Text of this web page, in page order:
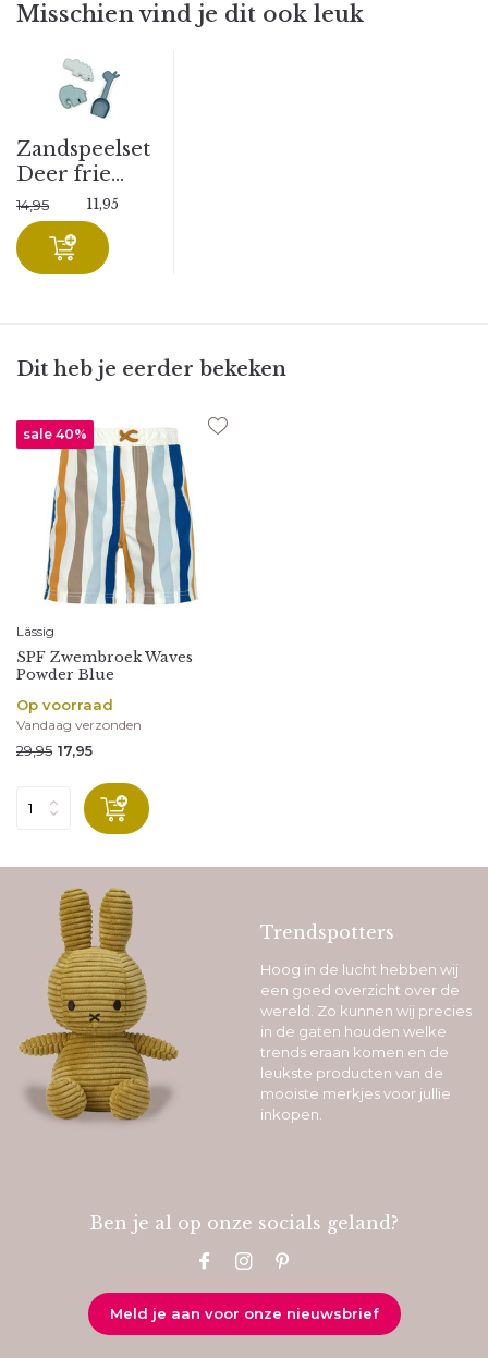
Misschien vind je dit ook leuk
Zandspeelset
Deer frie...
14,95 11,95
Dit heb je eerder bekeken
sale 40%
Lässig
SPF Zwembroek Waves
Powder Blue
Op voorraad
Vandaag verzonden
29,95 17,95
Trendspotters
Hoog in de lucht hebben wij
een goed overzicht over de
wereld. Zo kunnen wij precies
in de gaten houden welke
trends eraan komen en de
leukste producten van de
mooiste merkjes voor jullie
inkopen.
Ben je al op onze socials geland?
Meld je aan voor onze nieuwsbrief